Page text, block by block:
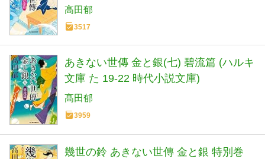
高田郁
3517
あきない世傳 金と銀(七) 碧流篇 (ハルキ
文庫 た 19-22 時代小説文庫)
髙田郁
3959
幾世の鈴 あきない世傳 金と銀 特別巻